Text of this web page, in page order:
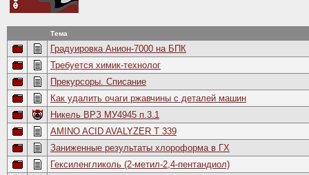
Тема
Градуировка Анион-7000 на БПК
Требуется химик-технолог
Прекурсоры. Списание
Как удалить очаги ржавчины с деталей машин
Никель ВРЗ МУ4945 п.3.1
AMINO ACID AVALYZER T 339
Заниженные результаты хлороформа в ГХ
Гексиленгликоль (2-метил-2,4-пентандиол)